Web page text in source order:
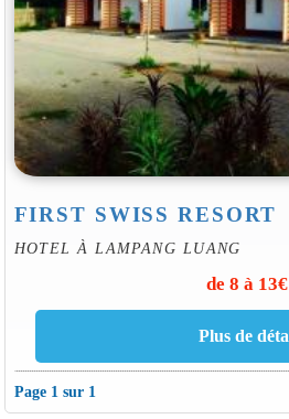
FIRST SWISS RESORT
HOTEL À LAMPANG LUANG
de 8 à 13€
Page 1 sur 1